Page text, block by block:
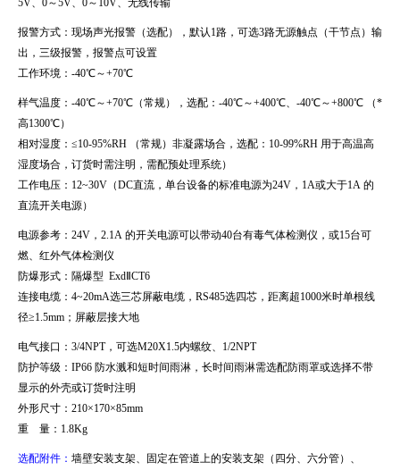
报警方式：现场声光报警（选配），默认 1路，可选3路无源触点（干节点）输
出，三级报警，报警点可设置
工作环境： -40℃～+70℃
样气温度： -40℃～+70℃（常规），选配： -40℃～+400℃、 -40℃～+800℃ （*
高1300℃）
相对湿度：≤10-95%RH （常规）非凝露场合，选配： 10-99%RH 用于高温高
湿度场合，订货时需注明，需配预处理系统）
工作电压： 12~30V （DC直流，单台设备的标准电源为24V ， 1A或大于1A 的
直流开关电源）
电源参考： 24V ， 2.1A 的开关电源可以带动40台有毒气体检测仪，或15台可
燃、红外气体检测仪
防爆形式：隔爆型 ExdⅡCT6
连接电缆： 4~20mA选三芯屏蔽电缆， RS485选四芯，距离超1000米时单根线
径≥1.5mm ；屏蔽层接大地
电气接口： 3/4NPT，可选M20X1.5内螺纹、 1/2NPT
防护等级： IP66 防水溅和短时间雨淋，长时间雨淋需选配防雨罩或选择不带
显示的外壳或订货时注明
外形尺寸： 210×170×85mm
重 量： 1.8Kg
选配附件： 墙壁安装支架、固定在管道上的安装支架（四分、六分管）、